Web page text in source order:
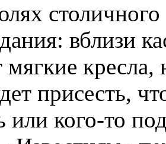
столичного
вблизи
мягкие кресла,
присесть,
или кого-то